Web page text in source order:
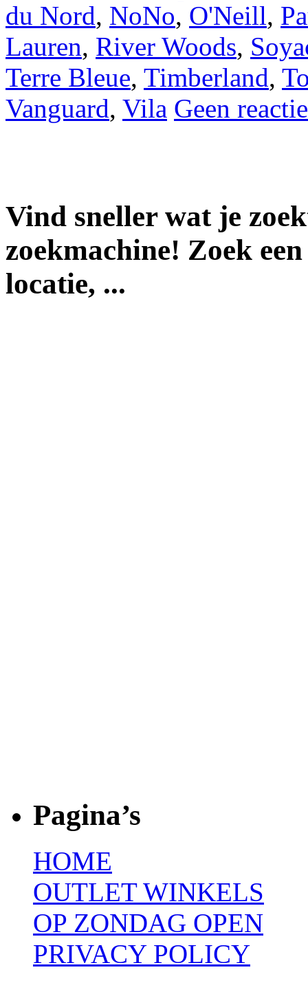
du Nord, NoNo, O'Neill,
Lauren, River Woods,
Terre Bleue, Timberland,
Vanguard, Vila Geen
Vind sneller wat je
zoekmachine! Zoek
locatie, ...
Pagina’s
HOME
OUTLET WINKELS
OP ZONDAG OPEN
PRIVACY POLICY